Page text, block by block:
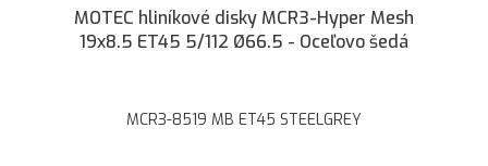
MOTEC hliníkové disky MCR3-Hyper Mesh
19x8.5 ET45 5/112 Ø66.5 - Oceľovo šedá
MCR3-8519 MB ET45 STEELGREY